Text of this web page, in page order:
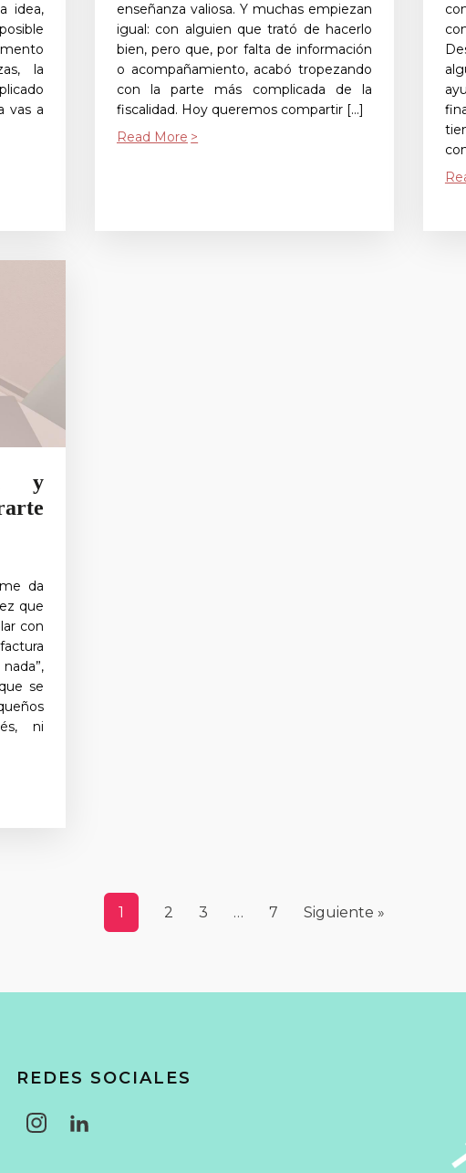
idea,
la
vas a
enseñanza valiosa. Y muchas empiezan
igual: con alguien que trató de hacerlo
bien, pero que, por falta de información
o acompañamiento, acabó tropezando
con la parte más complicada de la
fiscalidad. Hoy queremos compartir […]
Read More
y
da
que
con
se
ni
1 2 3 … 7 Siguiente »
REDES SOCIALES